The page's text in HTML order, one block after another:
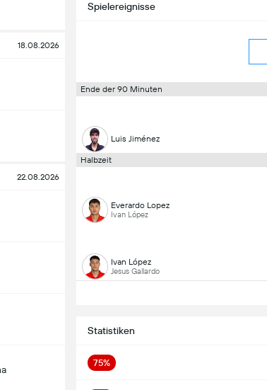
18.08.2026
22.08.2026
Spielereignisse
Ende der 90 Minuten
Luis Jiménez
Halbzeit
Everardo Lopez
Ivan López
Ivan López
Jesus Gallardo
Statistiken
75%